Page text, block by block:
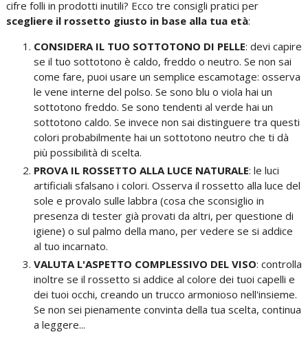
cifre folli in prodotti inutili? Ecco tre consigli pratici per
scegliere il rossetto giusto in base alla tua età:
CONSIDERA IL TUO SOTTOTONO DI PELLE: devi capire
se il tuo sottotono è caldo, freddo o neutro. Se non sai
come fare, puoi usare un semplice escamotage: osserva
le vene interne del polso. Se sono blu o viola hai un
sottotono freddo. Se sono tendenti al verde hai un
sottotono caldo. Se invece non sai distinguere tra questi
colori probabilmente hai un sottotono neutro che ti dà
più possibilità di scelta.
PROVA IL ROSSETTO ALLA LUCE NATURALE: le luci
artificiali sfalsano i colori. Osserva il rossetto alla luce del
sole e provalo sulle labbra (cosa che sconsiglio in
presenza di tester già provati da altri, per questione di
igiene) o sul palmo della mano, per vedere se si addice
al tuo incarnato.
VALUTA L'ASPETTO COMPLESSIVO DEL VISO: controlla
inoltre se il rossetto si addice al colore dei tuoi capelli e
dei tuoi occhi, creando un trucco armonioso nell'insieme.
Se non sei pienamente convinta della tua scelta, continua
a leggere...